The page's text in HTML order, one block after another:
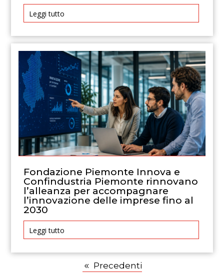
Leggi tutto
Fondazione Piemonte Innova e
Confindustria Piemonte rinnovano
l’alleanza per accompagnare
l’innovazione delle imprese fino al
2030
Leggi tutto
Precedenti